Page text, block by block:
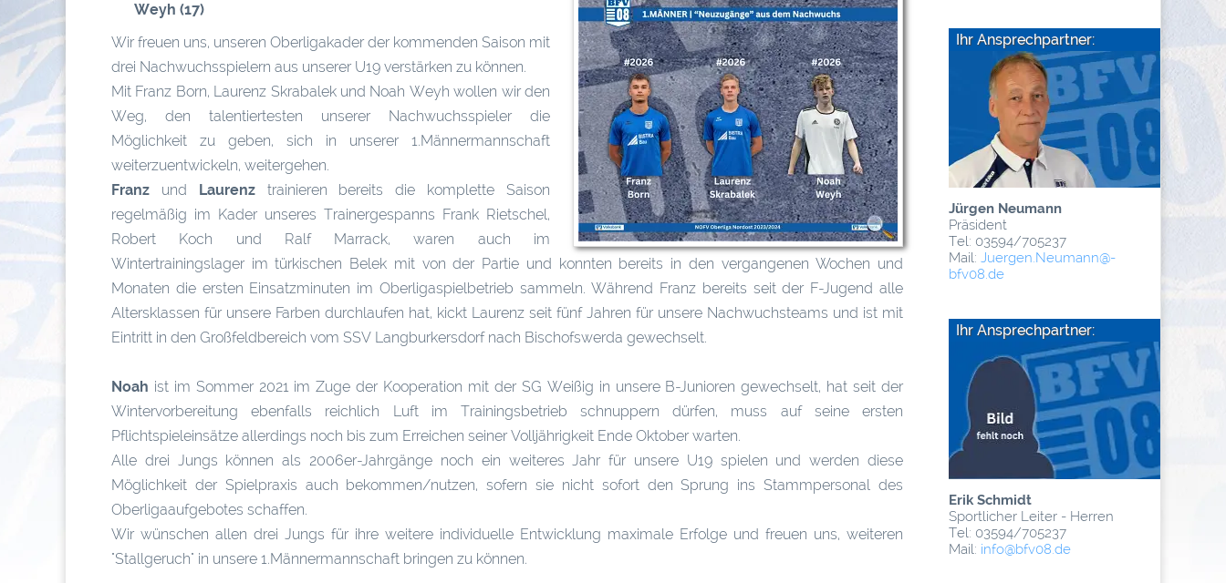
Ihr Ansprechpartner:
Jürgen Neumann
Präsident
Tel: 03594/705237
Mail: Juergen.Neumann@­
bfv08.de
Ihr Ansprechpartner:
Erik Schmidt
Sportlicher Leiter - Herren
Tel: 03594/705237
Mail: info@­bfv08.de
Weyh (17)
Wir freuen uns, unseren Oberligakader der kommenden Saison mit
drei Nachwuchsspielern aus unserer U19 verstärken zu können.
Mit Franz Born, Laurenz Skrabalek und Noah Weyh wollen wir den
Weg, den talentiertesten unserer Nachwuchsspieler die
Möglichkeit zu geben, sich in unserer 1.Männermannschaft
weiterzuentwickeln, weitergehen.
Franz und Laurenztrainieren bereits die komplette Saison
regelmäßig im Kader unseres Trainergespanns Frank Rietschel,
Robert Koch und Ralf Marrack, waren auch im
Wintertrainingslager im türkischen Belek mit von der Partie und konnten bereits in den vergangenen Wochen und
Monaten die ersten Einsatzminuten im Oberligaspielbetrieb sammeln. Während Franz bereits seit der F-Jugend alle
Altersklassen für unsere Farben durchlaufen hat, kickt Laurenz seit fünf Jahren für unsere Nachwuchsteams und ist mit
Eintritt in den Großfeldbereich vom SSV Langburkersdorf nach Bischofswerda gewechselt.
Noah ist im Sommer 2021 im Zuge der Kooperation mit der SG Weißig in unsere B-Junioren gewechselt, hat seit der
Wintervorbereitung ebenfalls reichlich Luft im Trainingsbetrieb schnuppern dürfen, muss auf seine ersten
Pflichtspieleinsätze allerdings noch bis zum Erreichen seiner Volljährigkeit Ende Oktober warten.
Alle drei Jungs können als 2006er-Jahrgänge noch ein weiteres Jahr für unsere U19 spielen und werden diese
Möglichkeit der Spielpraxis auch bekommen/nutzen, sofern sie nicht sofort den Sprung ins Stammpersonal des
Oberligaaufgebotes schaffen.
Wir wünschen allen drei Jungs für ihre weitere individuelle Entwicklung maximale Erfolge und freuen uns, weiteren
"Stallgeruch" in unsere 1.Männermannschaft bringen zu können.